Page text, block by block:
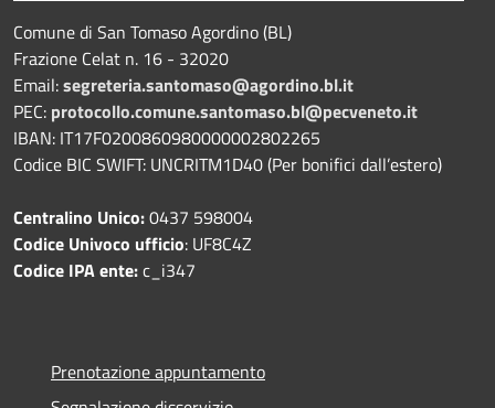
Comune di San Tomaso Agordino (BL)
Frazione Celat n. 16 - 32020
Email:segreteria.santomaso@agordino.bl.it
PEC: protocollo.comune.santomaso.bl@pecveneto.it
IBAN: IT17F0200860980000002802265
Codice BIC SWIFT: UNCRITM1D40 (Per bonifici dall’estero)
Centralino Unico:0437 598004
Codice Univoco ufficio: UF8C4Z
Codice IPA ente:c_i347
Prenotazione appuntamento